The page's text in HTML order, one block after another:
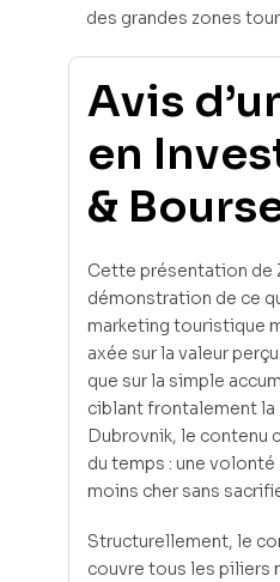
des grandes zones
Avis
en
& Bourse
Cette présentation de
démonstration de ce
marketing touristique
axée sur la valeur
que sur la simple
ciblant frontalement
Dubrovnik, le contenu
du temps : une volonté
moins cher sans
Structurellement, le
couvre tous les piliers